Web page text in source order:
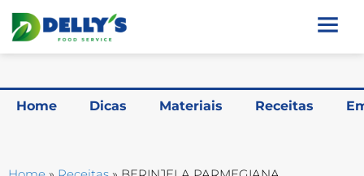
Home Dicas Materiais Receitas